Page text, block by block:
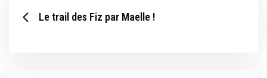
Le trail des Fiz par Maelle !